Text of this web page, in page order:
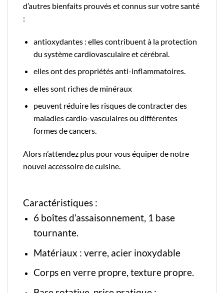
d’autres bienfaits prouvés et connus sur votre santé
:
antioxydantes : elles contribuent à la protection
du système cardiovasculaire et cérébral.
elles ont des propriétés anti-inflammatoires.
elles sont riches de minéraux
peuvent réduire les risques de contracter des
maladies cardio-vasculairesou différentes
formes de cancers.
Alors n’attendez plus pour vous équiper de notre
nouvel accessoire de cuisine.
Caractéristiques :
6 boîtes d’assaisonnement, 1 base
tournante.
Matériaux : verre, acier inoxydable
Corps en verre propre, texture propre.